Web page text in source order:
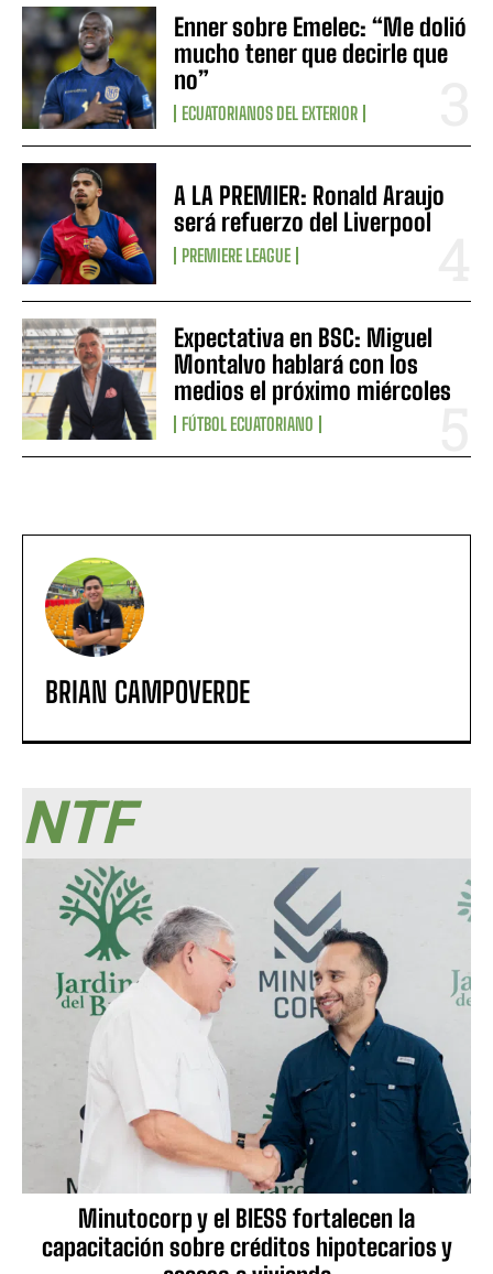
Enner sobre Emelec: “Me dolió
mucho tener que decirle que
no”
ECUATORIANOS DEL EXTERIOR
A LA PREMIER: Ronald Araujo
será refuerzo del Liverpool
PREMIERE LEAGUE
Expectativa en BSC: Miguel
Montalvo hablará con los
medios el próximo miércoles
FÚTBOL ECUATORIANO
BRIAN CAMPOVERDE
NTF
Minutocorp y el BIESS fortalecen la
capacitación sobre créditos hipotecarios y